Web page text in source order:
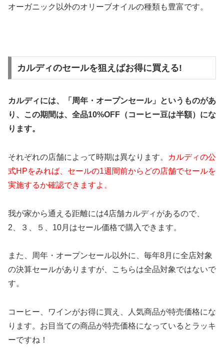
オーガニック以外のオリーブオイルの種類も豊富です。
カルディのセールを狙えばお得に買える!
カルディには、「周年・オープンセール」というものがあ
り、この期間は、全品10%OFF（コーヒー豆は半額）にな
ります。
それぞれの店舗によって時期は異なります。
カルディの公
式HPをみれば、セールの1週間前からどの店舗でセールを
実施するか確認できますよ。
我が家から通える距離には4店舗カルディがあるので、
2、３、５、10月はセール価格で購入できます。
また、周年・オープンセール以外に、毎年8月に全店対象
の決算セールがありますが、こちらは全品対象ではないで
す。
コーヒー、ワインがお得に買え、人気商品が特売価格にな
ります。お目当ての商品が特売価格になっているとラッキ
ーですね！